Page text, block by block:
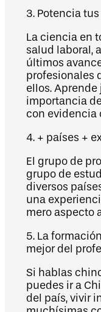
3. Potencia
La ciencia en
salud laboral,
últimos
profesionales
ellos.
importancia
con evidencia
4. + países +
El grupo de
grupo de
diversos
una
mero aspecto
5. La
mejor del
Si hablas
puedes ir a
del país, vivir